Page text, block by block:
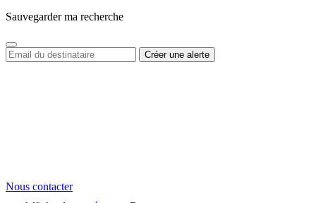
Sauvegarder ma recherche
Nous contacter